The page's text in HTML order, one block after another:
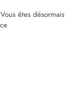
êtes désormais